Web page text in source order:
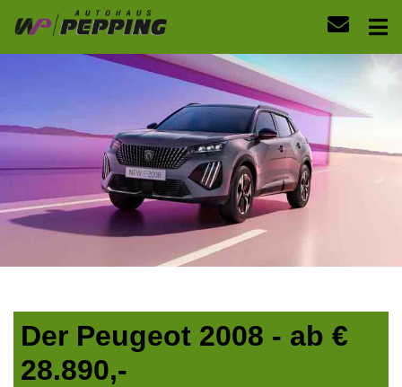
Der Peugeot 2008 - ab €
28.890,-